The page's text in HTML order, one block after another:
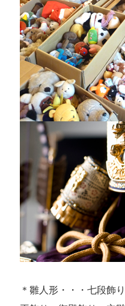
＊雛人形・・・七段飾